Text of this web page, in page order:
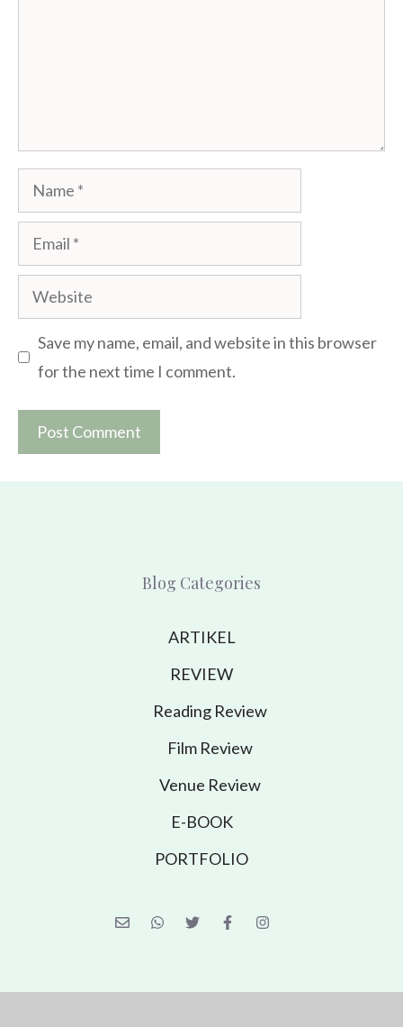
Name
Email
Website
Save my name, email, and website in this browser
for the next time I comment.
Blog Categories
ARTIKEL
REVIEW
Reading Review
Film Review
Venue Review
E-BOOK
PORTFOLIO